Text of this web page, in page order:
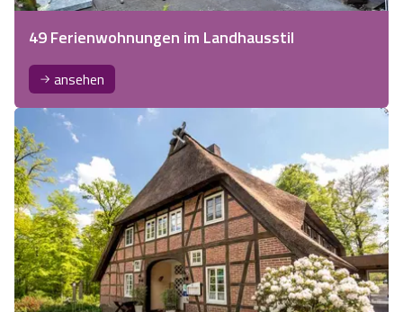
49 Ferienwohnungen im Landhausstil
ansehen